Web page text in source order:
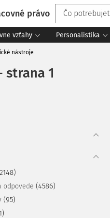
právo
vzťahy Personalistika
nástroje
strana 1
odpovede (4586)
(95)